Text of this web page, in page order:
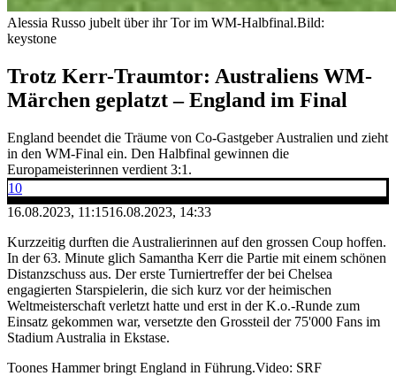
Alessia Russo jubelt über ihr Tor im WM-Halbfinal.Bild:
keystone
Trotz Kerr-Traumtor: Australiens WM-
Märchen geplatzt – England im Final
England beendet die Träume von Co-Gastgeber Australien und zieht
in den WM-Final ein. Den Halbfinal gewinnen die
Europameisterinnen verdient 3:1.
10
16.08.2023, 11:1516.08.2023, 14:33
Kurzzeitig durften die Australierinnen auf den grossen Coup hoffen.
In der 63. Minute glich Samantha Kerr die Partie mit einem schönen
Distanzschuss aus. Der erste Turniertreffer der bei Chelsea
engagierten Starspielerin, die sich kurz vor der heimischen
Weltmeisterschaft verletzt hatte und erst in der K.o.-Runde zum
Einsatz gekommen war, versetzte den Grossteil der 75'000 Fans im
Stadium Australia in Ekstase.
Toones Hammer bringt England in Führung.Video: SRF